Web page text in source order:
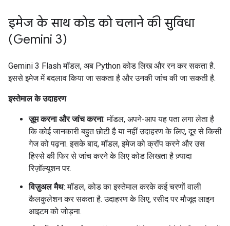
इमेज के साथ कोड को चलाने की सुविधा
(Gemini 3)
Gemini 3 Flash मॉडल, अब Python कोड लिख और रन कर सकता है.
इससे इमेज में बदलाव किया जा सकता है और उनकी जांच की जा सकती है.
इस्तेमाल के उदाहरण
ज़ूम करना और जांच करना: मॉडल, अपने-आप यह पता लगा लेता है
कि कोई जानकारी बहुत छोटी है या नहीं उदाहरण के लिए, दूर से किसी
गेज को पढ़ना. इसके बाद, मॉडल, इमेज को क्रॉप करने और उस
हिस्से की फिर से जांच करने के लिए कोड लिखता है ज़्यादा
रिज़ॉल्यूशन पर.
विज़ुअल मैथ: मॉडल, कोड का इस्तेमाल करके कई चरणों वाली
कैलकुलेशन कर सकता है. उदाहरण के लिए, रसीद पर मौजूद लाइन
आइटम को जोड़ना.